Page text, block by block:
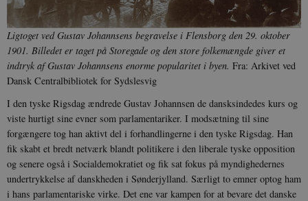
Ligtoget ved Gustav Johannsens begravelse i Flensborg den 29. oktober
1901. Billedet er taget på Storegade og den store folkemængde giver et
indtryk af Gustav Johannsens enorme popularitet i byen. Fra: Arkivet ved
Dansk Centralbibliotek for Sydslesvig
I den tyske Rigsdag ændrede Gustav Johannsen de dansksindedes kurs og
viste hurtigt sine evner som parlamentariker. I modsætning til sine
forgængere tog han aktivt del i forhandlingerne i den tyske Rigsdag. Han
fik skabt et bredt netværk blandt politikere i den liberale tyske opposition
og senere også i Socialdemokratiet og fik sat fokus på myndighedernes
undertrykkelse af danskheden i Sønderjylland. Særligt to emner optog ham
i hans parlamentariske virke. Det ene var kampen for at bevare det danske